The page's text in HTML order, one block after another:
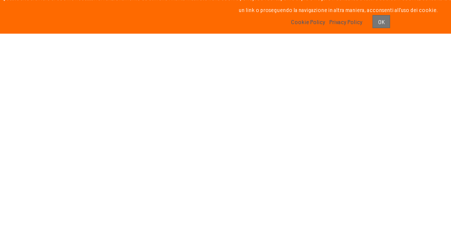
un link o proseguendo la navigazione in altra maniera, acconsenti all'uso dei cookie.
Cookie Policy
Privacy Policy OK